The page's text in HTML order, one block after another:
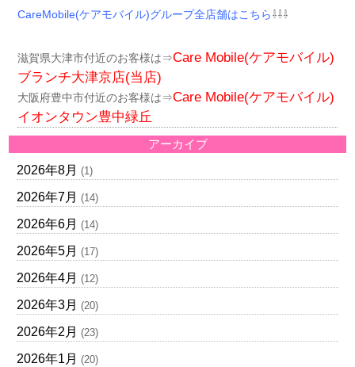
CareMobile(ケアモバイル)グループ全店舗はこちら⇩⇩⇩
滋賀県大津市付近のお客様は⇒Care Mobile(ケアモバイル)
ブランチ大津京店(当店)
大阪府豊中市付近のお客様は⇒Care Mobile(ケアモバイル)
イオンタウン豊中緑丘
アーカイブ
2026年8月 (1)
2026年7月 (14)
2026年6月 (14)
2026年5月 (17)
2026年4月 (12)
2026年3月 (20)
2026年2月 (23)
2026年1月 (20)